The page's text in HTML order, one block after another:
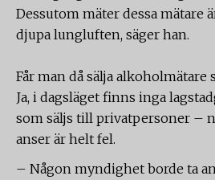
Dessutom mäter dessa mätare
djupa lungluften, säger han.
Får man då sälja alkoholmätare
Ja, i dagsläget finns inga
som säljs till privatpersoner –
anser är helt fel.
– Någon myndighet borde ta